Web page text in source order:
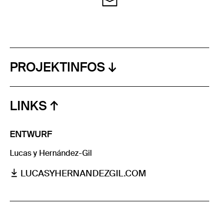
PROJEKTINFOS
LINKS
ENTWURF
Lucas y Hernández-Gil
LUCASYHERNANDEZGIL.COM